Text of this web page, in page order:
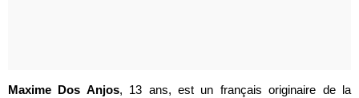
Maxime Dos Anjos, 13 ans, est un français originaire de la